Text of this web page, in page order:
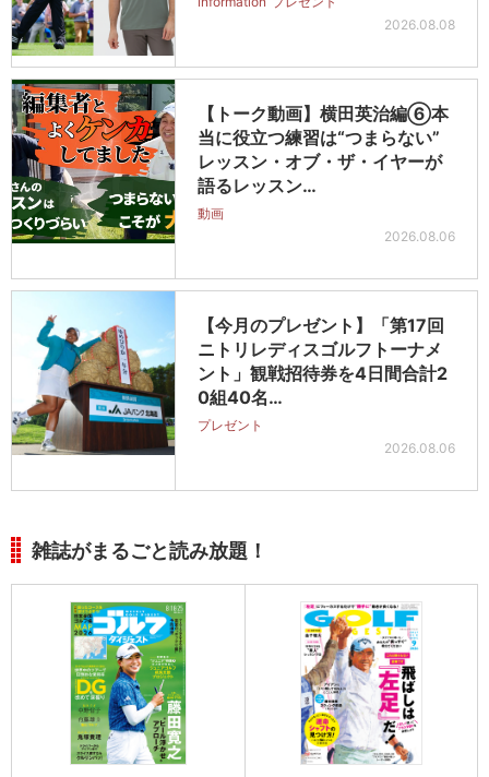
2026.08.08
【トーク動画】横田英治編⑥本
当に役立つ練習は“つまらない”
レッスン・オブ・ザ・イヤーが
語るレッスン…
動画
2026.08.06
【今月のプレゼント】「第17回
ニトリレディスゴルフトーナメ
ント」観戦招待券を4日間合計2
0組40名…
プレゼント
2026.08.06
雑誌がまるごと読み放題！